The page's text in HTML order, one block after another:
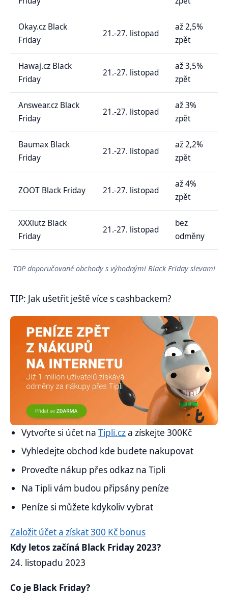
Okay.cz Black
Friday
21.-27. listopad
až 2,5%
zpět
Hawaj.cz Black
Friday
21.-27. listopad
až 3,5%
zpět
Answear.cz Black
Friday
21.-27. listopad
až 3%
zpět
Baumax Black
Friday
21.-27. listopad
až 2,2%
zpět
ZOOT Black Friday 21.-27. listopad
až 4%
zpět
XXXlutz Black
Friday
21.-27. listopad
bez
odměny
TOP doporučované obchody s výhodnými Black Friday slevami
TIP: Jak ušetřit ještě více s cashbackem?
Vytvořte si účet naTipli.cza získejte 300Kč
Vyhledejte obchod kde budete nakupovat
Proveďte nákup přes odkaz na Tipli
Na Tipli vám budou připsány peníze
Peníze si můžete kdykoliv vybrat
Založit účet a získat 300 Kč bonus
Kdy letos začíná Black Friday 2023?
24. listopadu 2023
Co je Black Friday?